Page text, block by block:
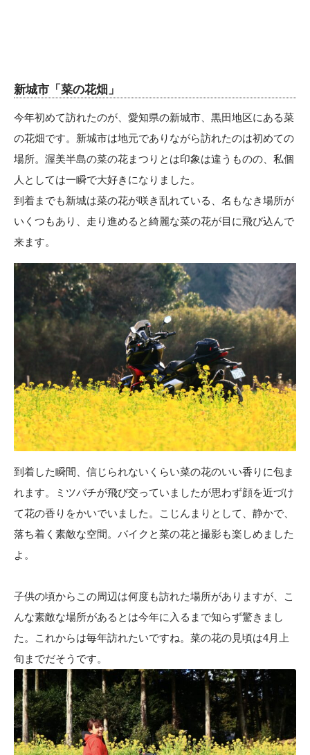
新城市「菜の花畑」
今年初めて訪れたのが、愛知県の新城市、黒田地区にある菜
の花畑です。新城市は地元でありながら訪れたのは初めての
場所。渥美半島の菜の花まつりとは印象は違うものの、私個
人としては一瞬で大好きになりました。
到着までも新城は菜の花が咲き乱れている、名もなき場所が
いくつもあり、走り進めると綺麗な菜の花が目に飛び込んで
来ます。
到着した瞬間、信じられないくらい菜の花のいい香りに包ま
れます。ミツバチが飛び交っていましたが思わず顔を近づけ
て花の香りをかいでいました。こじんまりとして、静かで、
落ち着く素敵な空間。バイクと菜の花と撮影も楽しめました
よ。
子供の頃からこの周辺は何度も訪れた場所がありますが、こ
んな素敵な場所があるとは今年に入るまで知らず驚きまし
た。これからは毎年訪れたいですね。菜の花の見頃は4月上
旬までだそうです。